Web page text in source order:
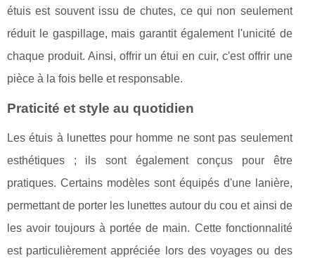
étuis est souvent issu de chutes, ce qui non seulement
réduit le gaspillage, mais garantit également l'unicité de
chaque produit. Ainsi, offrir un étui en cuir, c'est offrir une
pièce à la fois belle et responsable.
Praticité et style au quotidien
Les étuis à lunettes pour homme ne sont pas seulement
esthétiques ; ils sont également conçus pour être
pratiques. Certains modèles sont équipés d'une lanière,
permettant de porter les lunettes autour du cou et ainsi de
les avoir toujours à portée de main. Cette fonctionnalité
est particulièrement appréciée lors des voyages ou des